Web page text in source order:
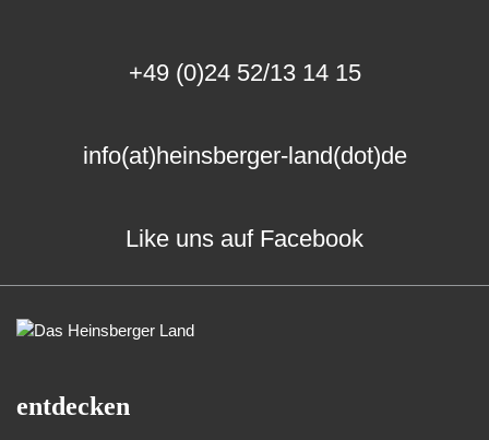
+49 (0)24 52/13 14 15
info(at)heinsberger-land(dot)de
Like uns auf Facebook
entdecken